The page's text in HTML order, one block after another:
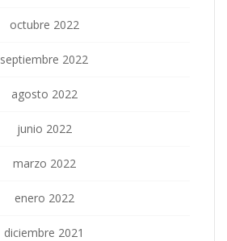
octubre 2022
septiembre 2022
agosto 2022
junio 2022
marzo 2022
enero 2022
diciembre 2021